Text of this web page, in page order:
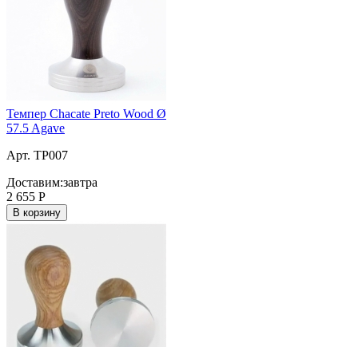
Темпер Chacate Preto Wood Ø
57.5 Agave
Арт. TP007
Доставим:завтра
2 655 Р
В корзину